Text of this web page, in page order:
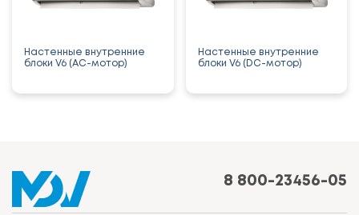
Настенные внутренние
блоки V6 (AC-мотор)
Настенные внутренние
блоки V6 (DC-мотор)
8 800-23456-05